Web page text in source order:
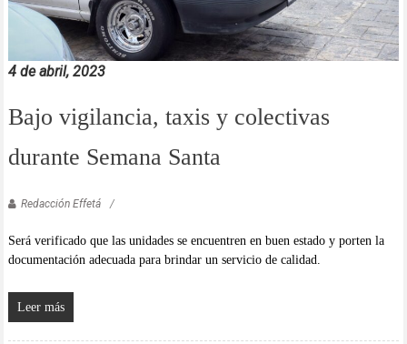
4 de abril, 2023
Bajo vigilancia, taxis y colectivas
durante Semana Santa
Redacción Effetá
Será verificado que las unidades se encuentren en buen estado y porten la
documentación adecuada para brindar un servicio de calidad.
Leer más